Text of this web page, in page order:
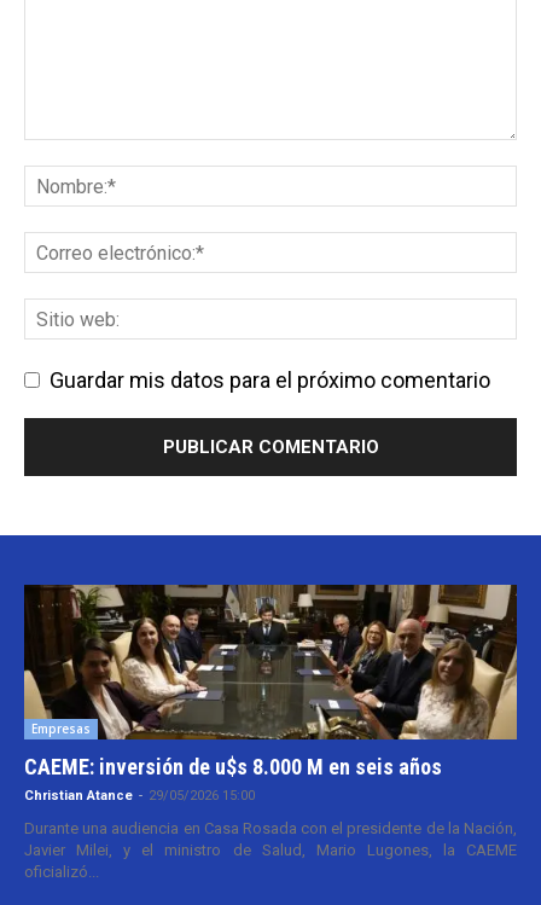
Guardar mis datos para el próximo comentario
Empresas
CAEME: inversión de u$s 8.000 M en seis años
Christian Atance - 29/05/2026 15:00
Durante una audiencia en Casa Rosada con el presidente de la Nación,
Javier Milei, y el ministro de Salud, Mario Lugones, la CAEME
oficializó...